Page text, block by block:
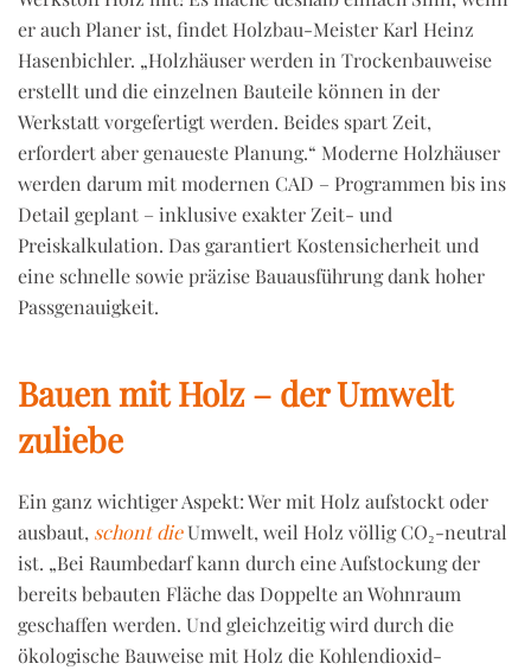
er auch Planer ist, findet Holzbau-Meister Karl Heinz
Hasenbichler. „Holzhäuser werden in Trockenbauweise
erstellt und die einzelnen Bauteile können in der
Werkstatt vorgefertigt werden. Beides spart Zeit,
erfordert aber genaueste Planung.“ Moderne Holzhäuser
werden darum mit modernen CAD – Programmen bis ins
Detail geplant – inklusive exakter Zeit- und
Preiskalkulation. Das garantiert Kostensicherheit und
eine schnelle sowie präzise Bauausführung dank hoher
Passgenauigkeit.
Bauen mit Holz – der Umwelt
zuliebe
Ein ganz wichtiger Aspekt: Wer mit Holz aufstockt oder
ausbaut, schont dieUmwelt, weil Holz völlig CO₂-neutral
ist. „Bei Raumbedarf kann durch eine Aufstockung der
bereits bebauten Fläche das Doppelte an Wohnraum
geschaffen werden. Und gleichzeitig wird durch die
ökologische Bauweise mit Holz die Kohlendioxid-